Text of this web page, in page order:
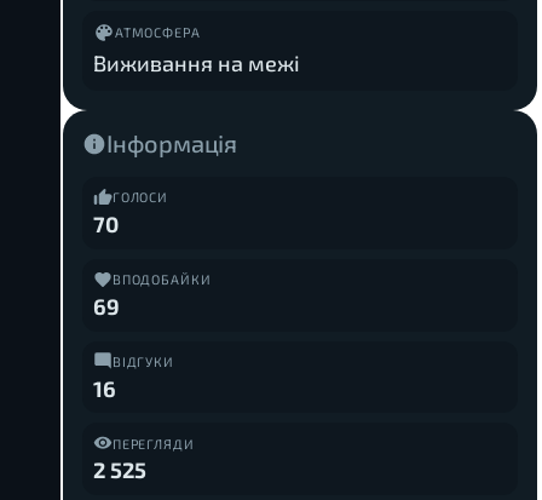
АТМОСФЕРА
Виживання на межі
Інформація
ГОЛОСИ
70
ВПОДОБАЙКИ
69
ВІДГУКИ
16
ПЕРЕГЛЯДИ
2 525